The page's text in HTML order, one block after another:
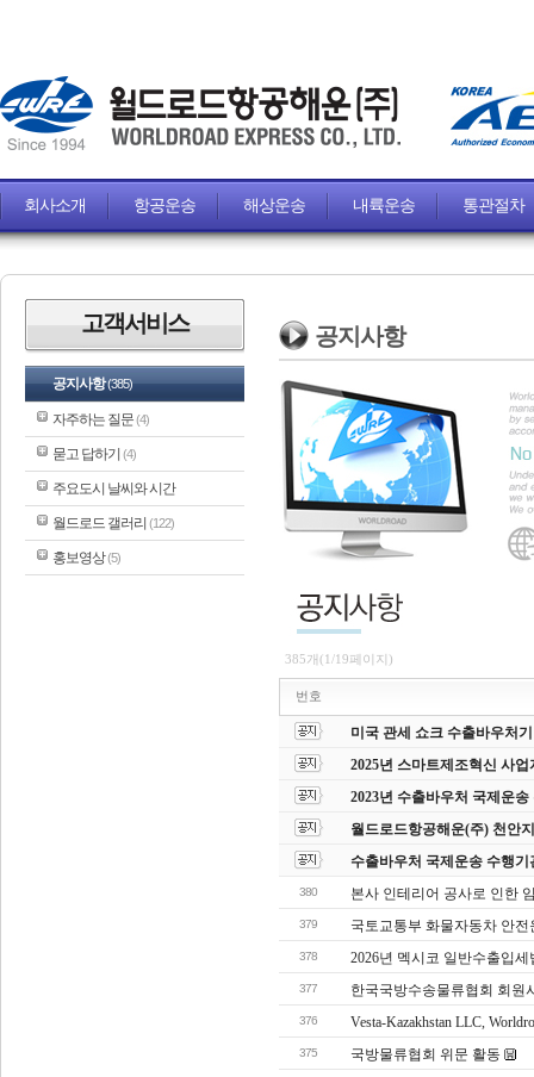
회사소개 항공운송 해상운송 내륙운송 통관절차
고객서비스
공지사항(385)
자주하는 질문(4)
묻고 답하기 (4)
주요도시 날씨와 시간
월드로드 갤러리 (122)
홍보영상(5)
공지사항
385개(1/19페이지)
번호
미국 관세 쇼크 수출바우처
2025년 스마트제조혁신 사업
2023년 수출바우처 국제운
월드로드항공해운(주) 천안
수출바우처 국제운송 수행기
380 본사 인테리어 공사로 인한
379 국토교통부 화물자동차 안
378 2026년 멕시코 일반수출입
377 한국국방수송물류협회 회원
376 Vesta-Kazakhstan LLC,
375 국방물류협회 위문 활동